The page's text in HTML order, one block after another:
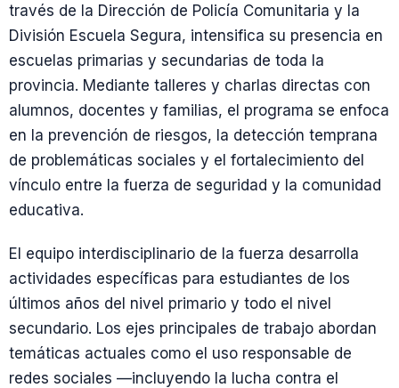
través de la Dirección de Policía Comunitaria y la
División Escuela Segura, intensifica su presencia en
escuelas primarias y secundarias de toda la
provincia. Mediante talleres y charlas directas con
alumnos, docentes y familias, el programa se enfoca
en la prevención de riesgos, la detección temprana
de problemáticas sociales y el fortalecimiento del
vínculo entre la fuerza de seguridad y la comunidad
educativa.
El equipo interdisciplinario de la fuerza desarrolla
actividades específicas para estudiantes de los
últimos años del nivel primario y todo el nivel
secundario. Los ejes principales de trabajo abordan
temáticas actuales como el uso responsable de
redes sociales —incluyendo la lucha contra el